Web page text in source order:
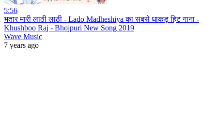
5:56
भतार मारी लाठी लाठी - Lado Madheshiya का सबसे धाकड़ हिट गाना -
Khushboo Raj - Bhojpuri New Song 2019
Wave Music
7 years ago